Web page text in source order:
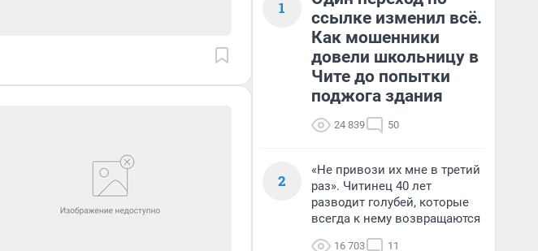
1
ссылке изменил всё.
Как мошенники
довели школьницу в
Чите до попытки
поджога здания
24 839 50
2
«Не привози их мне в третий
раз». Читинец 40 лет
разводит голубей, которые
всегда к нему возвращаются
16 703 11